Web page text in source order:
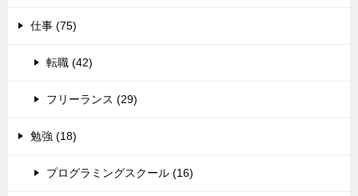
仕事 (75)
転職 (42)
フリーランス (29)
勉強 (18)
プログラミングスクール (16)